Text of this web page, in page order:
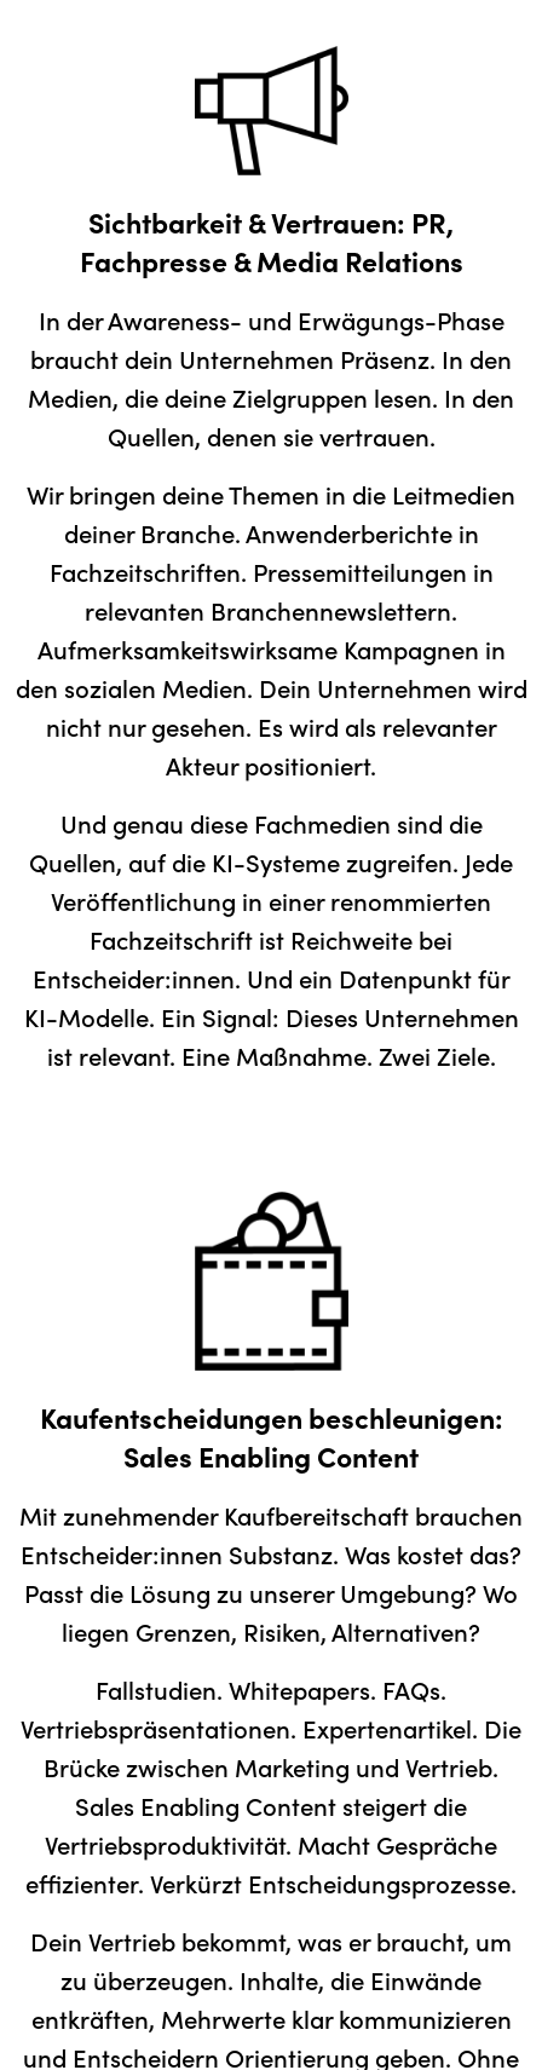
Sichtbarkeit & Vertrauen: PR,
Fachpresse & Media Relations
In der Awareness- und Erwägungs-Phase
braucht dein Unternehmen Präsenz. In den
Medien, die deine Zielgruppen lesen. In den
Quellen, denen sie vertrauen.
Wir bringen deine Themen in die Leitmedien
deiner Branche. Anwenderberichte in
Fachzeitschriften. Pressemitteilungen in
relevanten Branchennewslettern.
Aufmerksamkeitswirksame Kampagnen in
den sozialen Medien. Dein Unternehmen wird
nicht nur gesehen. Es wird als relevanter
Akteur positioniert.
Und genau diese Fachmedien sind die
Quellen, auf die KI-Systeme zugreifen. Jede
Veröffentlichung in einer renommierten
Fachzeitschrift ist Reichweite bei
Entscheider:innen. Und ein Datenpunkt für
KI-Modelle. Ein Signal: Dieses Unternehmen
ist relevant. Eine Maßnahme. Zwei Ziele.
Kaufentscheidungen beschleunigen:
Sales Enabling Content
Mit zunehmender Kaufbereitschaft brauchen
Entscheider:innen Substanz. Was kostet das?
Passt die Lösung zu unserer Umgebung? Wo
liegen Grenzen, Risiken, Alternativen?
Fallstudien. Whitepapers. FAQs.
Vertriebspräsentationen. Expertenartikel. Die
Brücke zwischen Marketing und Vertrieb.
Sales Enabling Content steigert die
Vertriebsproduktivität. Macht Gespräche
effizienter. Verkürzt Entscheidungsprozesse.
Dein Vertrieb bekommt, was er braucht, um
zu überzeugen. Inhalte, die Einwände
entkräften, Mehrwerte klar kommunizieren
und Entscheidern Orientierung geben. Ohne